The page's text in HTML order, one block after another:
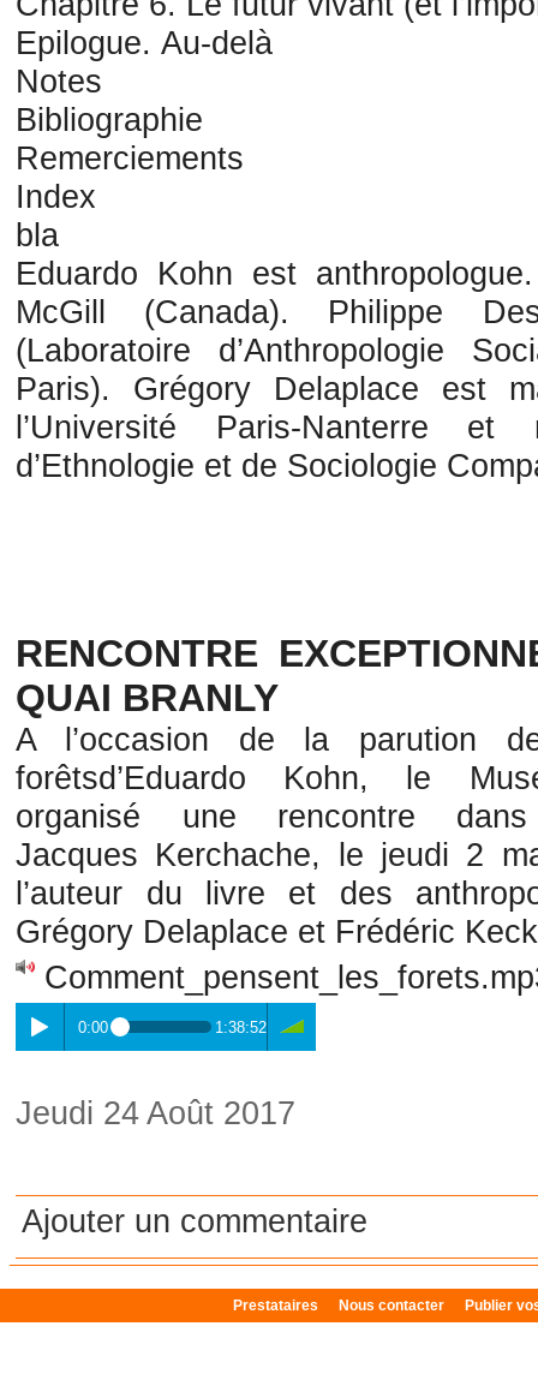
Epilogue. Au-delà
Notes
Bibliographie
Remerciements
Index
bla
Eduardo Kohn est
McGill (Canada). Philippe
(Laboratoire d’Anthropologie
Paris). Grégory Delaplace est
l’Université Paris-Nanterre et
d’Ethnologie et de Sociologie
RENCONTRE
QUAI BRANLY
A l’occasion de la parution
forêtsd’Eduardo Kohn, le
organisé une rencontre
Jacques Kerchache, le jeudi 2
l’auteur du livre et des
Grégory Delaplace et Frédéric
0:00 1:38:52
Jeudi 24 Août 2017
Ajouter un commentaire
Prestataires Nous contacter Publier